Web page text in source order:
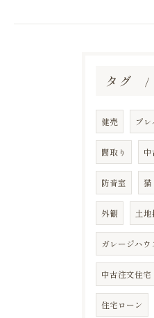
タグ
健売 プ
間取り 中
防音室 猫
外観 土地
ガレージハウ
中古注文住宅
住宅ローン